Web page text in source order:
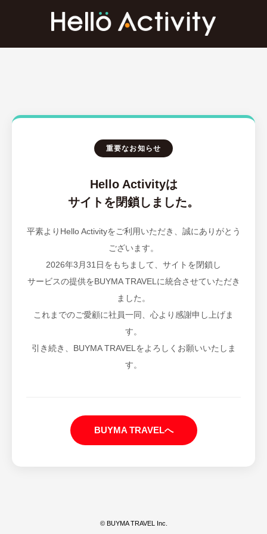
重要なお知らせ
Hello Activityは
サイトを閉鎖しました。
平素よりHello Activityをご利用いただき、誠にありがとう
ございます。
2026年3月31日をもちまして、サイトを閉鎖し
サービスの提供をBUYMA TRAVELに統合させていただき
ました。
これまでのご愛顧に社員一同、心より感謝申し上げま
す。
引き続き、BUYMA TRAVELをよろしくお願いいたしま
す。
BUYMA TRAVELへ
© BUYMA TRAVEL Inc.